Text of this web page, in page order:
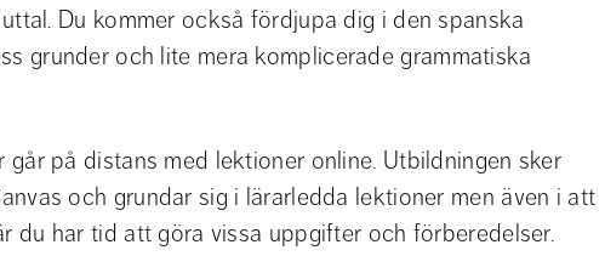
Du kommer också fördjupa dig i den spanska
grunder och lite mera komplicerade grammatiska
går på distans med lektioner online. Utbildningen sker
och grundar sig i lärarledda lektioner men även i att
du har tid att göra vissa uppgifter och förberedelser.